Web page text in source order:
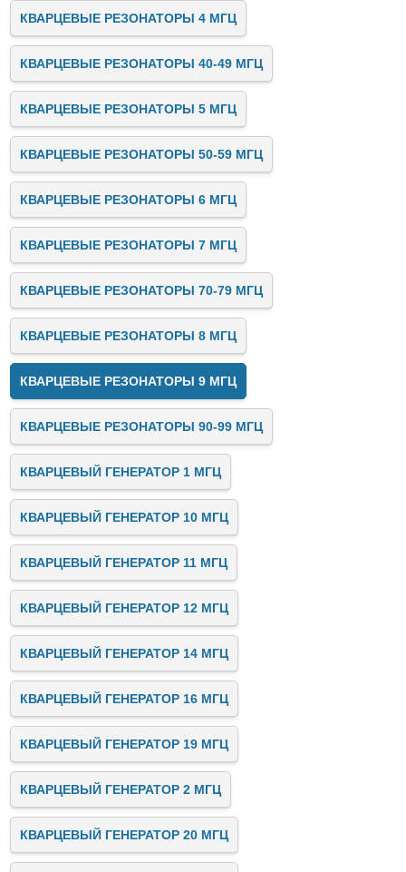
КВАРЦЕВЫЕ РЕЗОНАТОРЫ 4 МГЦ
КВАРЦЕВЫЕ РЕЗОНАТОРЫ 40-49 МГЦ
КВАРЦЕВЫЕ РЕЗОНАТОРЫ 5 МГЦ
КВАРЦЕВЫЕ РЕЗОНАТОРЫ 50-59 МГЦ
КВАРЦЕВЫЕ РЕЗОНАТОРЫ 6 МГЦ
КВАРЦЕВЫЕ РЕЗОНАТОРЫ 7 МГЦ
КВАРЦЕВЫЕ РЕЗОНАТОРЫ 70-79 МГЦ
КВАРЦЕВЫЕ РЕЗОНАТОРЫ 8 МГЦ
КВАРЦЕВЫЕ РЕЗОНАТОРЫ 9 МГЦ
КВАРЦЕВЫЕ РЕЗОНАТОРЫ 90-99 МГЦ
КВАРЦЕВЫЙ ГЕНЕРАТОР 1 МГЦ
КВАРЦЕВЫЙ ГЕНЕРАТОР 10 МГЦ
КВАРЦЕВЫЙ ГЕНЕРАТОР 11 МГЦ
КВАРЦЕВЫЙ ГЕНЕРАТОР 12 МГЦ
КВАРЦЕВЫЙ ГЕНЕРАТОР 14 МГЦ
КВАРЦЕВЫЙ ГЕНЕРАТОР 16 МГЦ
КВАРЦЕВЫЙ ГЕНЕРАТОР 19 МГЦ
КВАРЦЕВЫЙ ГЕНЕРАТОР 2 МГЦ
КВАРЦЕВЫЙ ГЕНЕРАТОР 20 МГЦ